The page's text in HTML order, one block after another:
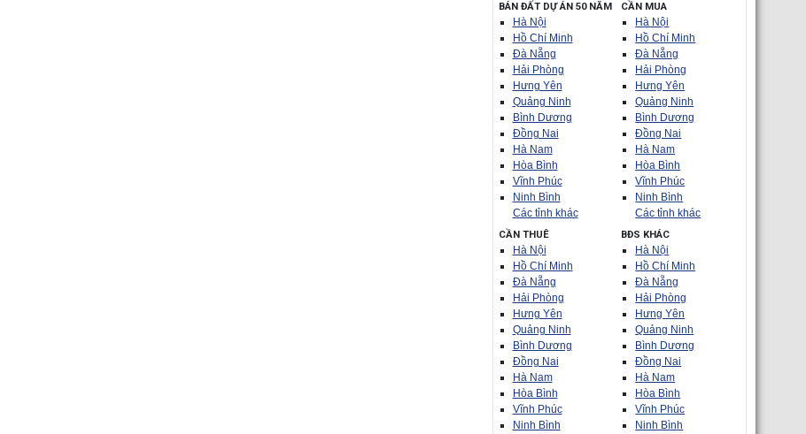
BÁN ĐẤT DỰ ÁN 50 NĂM
Hà Nội
Hồ Chí Minh
Đà Nẵng
Hải Phòng
Hưng Yên
Quảng Ninh
Bình Dương
Đồng Nai
Hà Nam
Hòa Bình
Vĩnh Phúc
Ninh Bình
Các tỉnh khác
CẦN MUA
Hà Nội
Hồ Chí Minh
Đà Nẵng
Hải Phòng
Hưng Yên
Quảng Ninh
Bình Dương
Đồng Nai
Hà Nam
Hòa Bình
Vĩnh Phúc
Ninh Bình
Các tỉnh khác
CẦN THUÊ
Hà Nội
Hồ Chí Minh
Đà Nẵng
Hải Phòng
Hưng Yên
Quảng Ninh
Bình Dương
Đồng Nai
Hà Nam
Hòa Bình
Vĩnh Phúc
Ninh Bình
BĐS KHÁC
Hà Nội
Hồ Chí Minh
Đà Nẵng
Hải Phòng
Hưng Yên
Quảng Ninh
Bình Dương
Đồng Nai
Hà Nam
Hòa Bình
Vĩnh Phúc
Ninh Bình